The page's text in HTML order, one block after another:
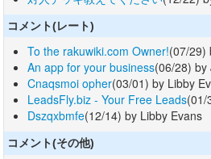
コメント(レート)
To the rakuwiki.com Owner!(07/29)
An app for your business(06/28)
Cnaqsmoi opher(03/01) by Libby
LeadsFly.biz - Your Free Leads(01/
Dszqxbmfe(12/14) by Libby Evans
コメント(その他)